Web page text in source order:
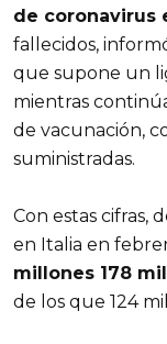
de coronavirus
fallecidos,
que supone un
mientras
de vacunación,
suministradas.
Con estas cifras,
en Italia en
millones 178
de los que 124